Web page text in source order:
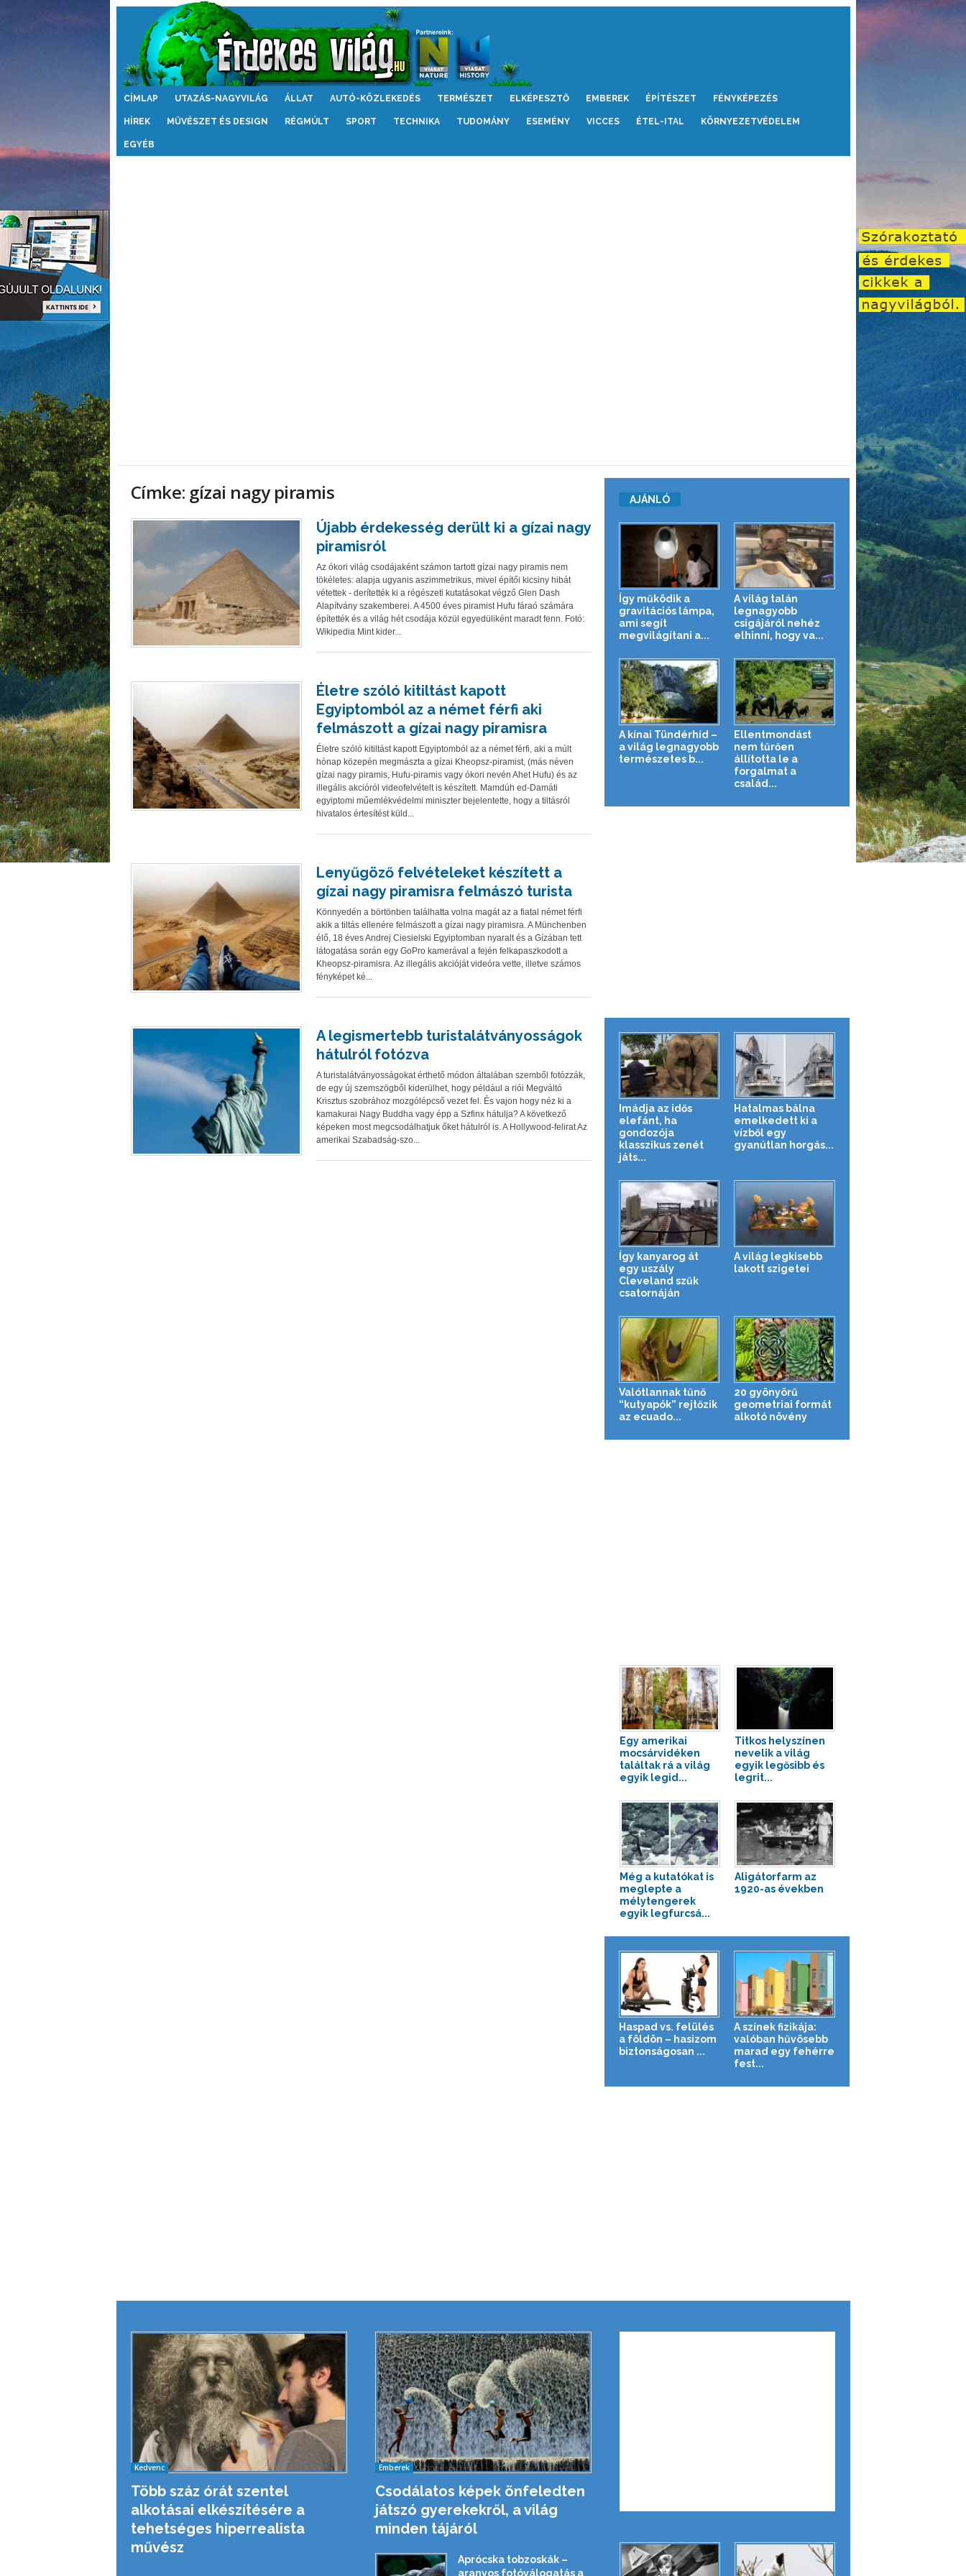
Érdekes
CÍMLAP UTAZÁS-NAGYVILÁG ÁLLAT AUTÓ-KÖZLEKEDÉS TERMÉSZET ELKÉPESZTŐ EMBEREK ÉPÍTÉSZET FÉNYKÉPEZÉS
HÍREK MŰVÉSZET ÉS DESIGN RÉGMÚLT SPORT TECHNIKA TUDOMÁNY ESEMÉNY VICCES ÉTEL-ITAL KÖRNYEZETVÉDELEM
EGYÉB
Címke: gízai nagy piramis
Újabb érdekesség derült ki a gízai nagy
piramisról
Az ókori világ csodájaként számon tartott gízai nagy piramis nem
tökéletes: alapja ugyanis aszimmetrikus, mivel építői kicsiny hibát
vétettek - derítették ki a régészeti kutatásokat végző Glen Dash
Alapítvány szakemberei. A 4500 éves piramist Hufu fáraó számára
építették és a világ hét csodája közül egyedüliként maradt fenn. Fotó:
Wikipedia Mint kider...
Életre szóló kitiltást kapott
Egyiptomból az a német férfi aki
felmászott a gízai nagy piramisra
Életre szóló kitiltást kapott Egyiptomból az a német férfi, aki a múlt
hónap közepén megmászta a gízai Kheopsz-piramist, (más néven
gízai nagy piramis, Hufu-piramis vagy ókori nevén Ahet Hufu) és az
illegális akcióról videofelvételt is készített. Mamdúh ed-Damáti
egyiptomi műemlékvédelmi miniszter bejelentette, hogy a tiltásról
hivatalos értesítést küld...
Lenyűgöző felvételeket készített a
gízai nagy piramisra felmászó turista
Könnyedén a börtönben találhatta volna magát az a fiatal német férfi
akik a tiltás ellenére felmászott a gízai nagy piramisra. A Münchenben
élő, 18 éves Andrej Ciesielski Egyiptomban nyaralt és a Gízában tett
látogatása során egy GoPro kamerával a fején felkapaszkodott a
Kheopsz-piramisra. Az illegális akcióját videóra vette, illetve számos
fényképet ké...
A legismertebb turistalátványosságok
hátulról fotózva
A turistalátványosságokat érthető módon általában szemből fotózzák,
de egy új szemszögből kiderülhet, hogy például a riói Megváltó
Krisztus szobrához mozgólépcső vezet fel. És vajon hogy néz ki a
kamakurai Nagy Buddha vagy épp a Szfinx hátulja? A következő
képeken most megcsodálhatjuk őket hátulról is. A Hollywood-felirat Az
amerikai Szabadság-szo...
AJÁNLÓ
Így működik a
gravitációs lámpa,
ami segít
megvilágítani a...
A világ talán
legnagyobb
csigájáról nehéz
elhinni, hogy va...
A kínai Tündérhíd –
a világ legnagyobb
természetes b...
Ellentmondást
nem tűrően
állította le a
forgalmat a
család...
Imádja az idős
elefánt, ha
gondozója
klasszikus zenét
játs...
Hatalmas bálna
emelkedett ki a
vízből egy
gyanútlan horgás...
Így kanyarog át
egy uszály
Cleveland szűk
csatornáján
A világ legkisebb
lakott szigetei
Valótlannak tűnő
“kutyapók” rejtőzik
az ecuado...
20 gyönyörű
geometriai formát
alkotó növény
Egy amerikai
mocsárvidéken
találtak rá a világ
egyik legid...
Titkos helyszínen
nevelik a világ
egyik legősibb és
legrit...
Még a kutatókat is
meglepte a
mélytengerek
egyik legfurcsá...
Aligátorfarm az
1920-as években
Haspad vs. felülés
a földön – hasizom
biztonságosan ...
A színek fizikája:
valóban hűvösebb
marad egy fehérre
fest...
Kedvenc
Több száz órát szentel
alkotásai elkészítésére a
tehetséges hiperrealista
művész
Emberek
Csodálatos képek önfeledten
játszó gyerekekről, a világ
minden tájáról
Aprócska tobzoskák –
aranyos fotóválogatás a